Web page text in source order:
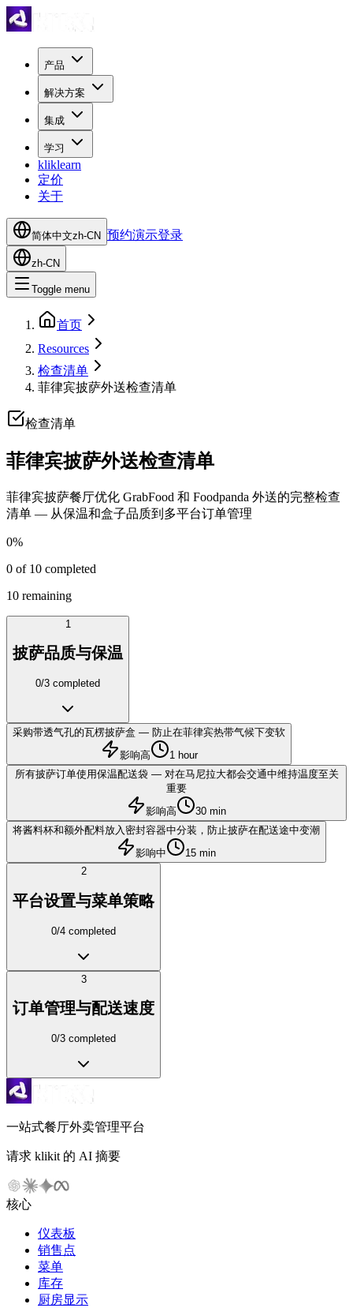
产品
解决方案
集成
学习
kliklearn
定价
关于
简体中文zh-CN 预约演示登录
zh-CN
Toggle menu
首页
Resources
检查清单
菲律宾披萨外送检查清单
检查清单
菲律宾披萨外送检查清单
菲律宾披萨餐厅优化 GrabFood 和 Foodpanda 外送的完整检查
清单 — 从保温和盒子品质到多平台订单管理
0%
0 of 10 completed
10 remaining
1
披萨品质与保温
0/3 completed
采购带透气孔的瓦楞披萨盒 — 防止在菲律宾热带气候下变软
影响高
1 hour
所有披萨订单使用保温配送袋 — 对在马尼拉大都会交通中维持温度至关
重要
影响高
30 min
将酱料杯和额外配料放入密封容器中分装，防止披萨在配送途中变潮
影响中
15 min
2
平台设置与菜单策略
0/4 completed
3
订单管理与配送速度
0/3 completed
一站式餐厅外卖管理平台
请求 klikit 的 AI 摘要
核心
仪表板
销售点
菜单
库存
厨房显示